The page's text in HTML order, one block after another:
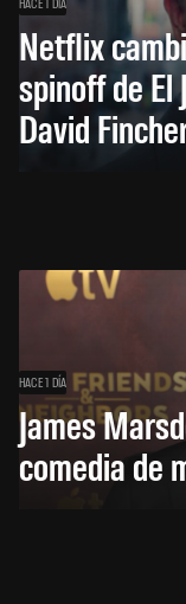
Netflix
spinoff de El
David
HACE 1 DÍA
James
comedia de